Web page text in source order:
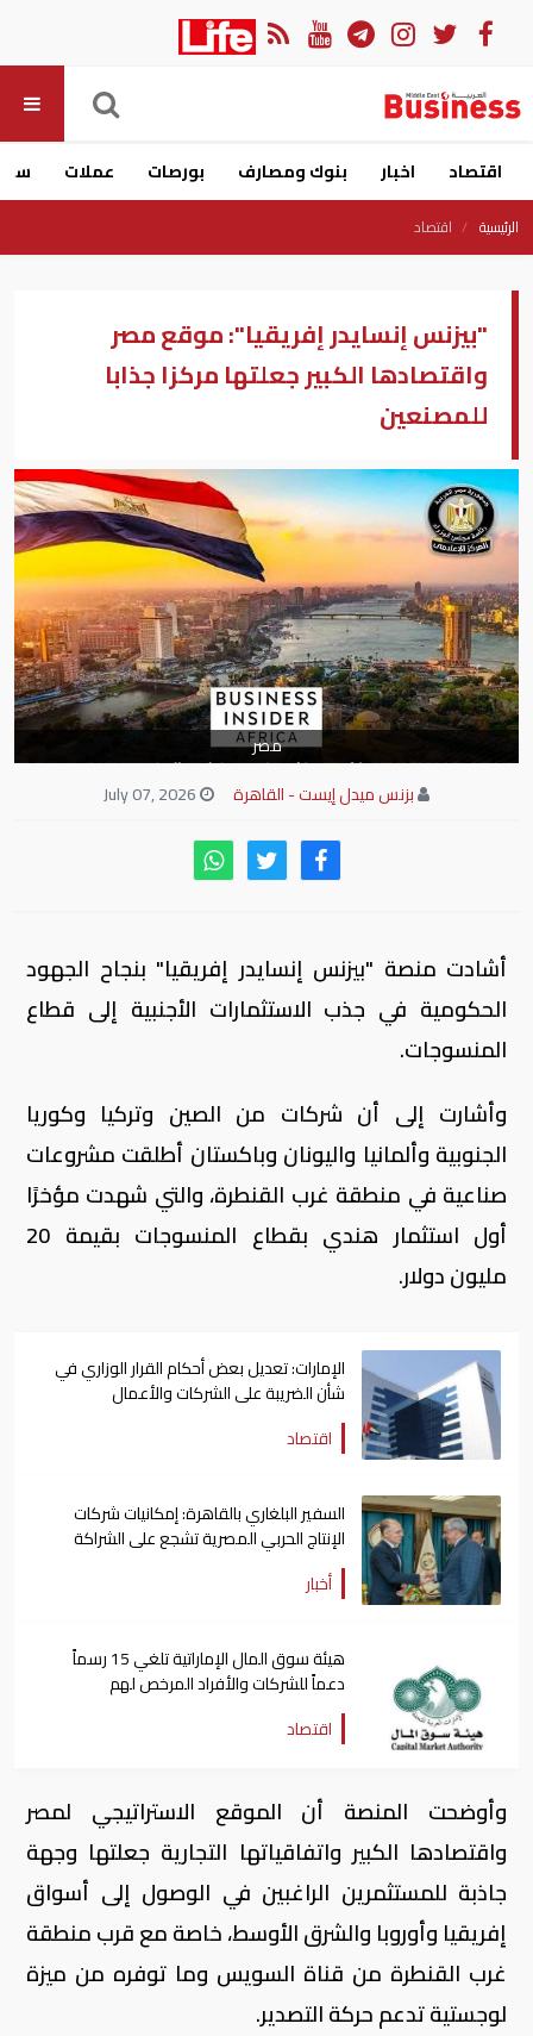
اقتصاد اخبار بنوك ومصارف بورصات عملات
الرئيسية اقتصاد
"بيزنس إنسايدر إفريقيا": موقع مصر
واقتصادها الكبير جعلتها مركزا جذابا
للمصنعين
مصر
بزنس ميدل إيست - القاهرة
أشادت منصة "بيزنس إنسايدر إفريقيا" بنجاح الجهود
الحكومية في جذب الاستثمارات الأجنبية إلى قطاع
المنسوجات.
وأشارت إلى أن شركات من الصين وتركيا وكوريا
الجنوبية وألمانيا واليونان وباكستان أطلقت مشروعات
صناعية في منطقة غرب القنطرة، والتي شهدت مؤخرًا
أول استثمار هندي بقطاع المنسوجات بقيمة 20
مليون دولار.
الإمارات: تعديل بعض أحكام القرار الوزاري في
شأن الضريبة على الشركات والأعمال
اقتصاد
السفير البلغاري بالقاهرة: إمكانيات شركات
الإنتاج الحربي المصرية تشجع على الشراكة
معها
أخبار
هيئة سوق المال الإماراتية تلغي 15 رسماً
دعماً للشركات والأفراد المرخص لهم
اقتصاد
وأوضحت المنصة أن الموقع الاستراتيجي لمصر
واقتصادها الكبير واتفاقياتها التجارية جعلتها وجهة
جاذبة للمستثمرين الراغبين في الوصول إلى أسواق
إفريقيا وأوروبا والشرق الأوسط، خاصة مع قرب منطقة
غرب القنطرة من قناة السويس وما توفره من ميزة
لوجستية تدعم حركة التصدير.